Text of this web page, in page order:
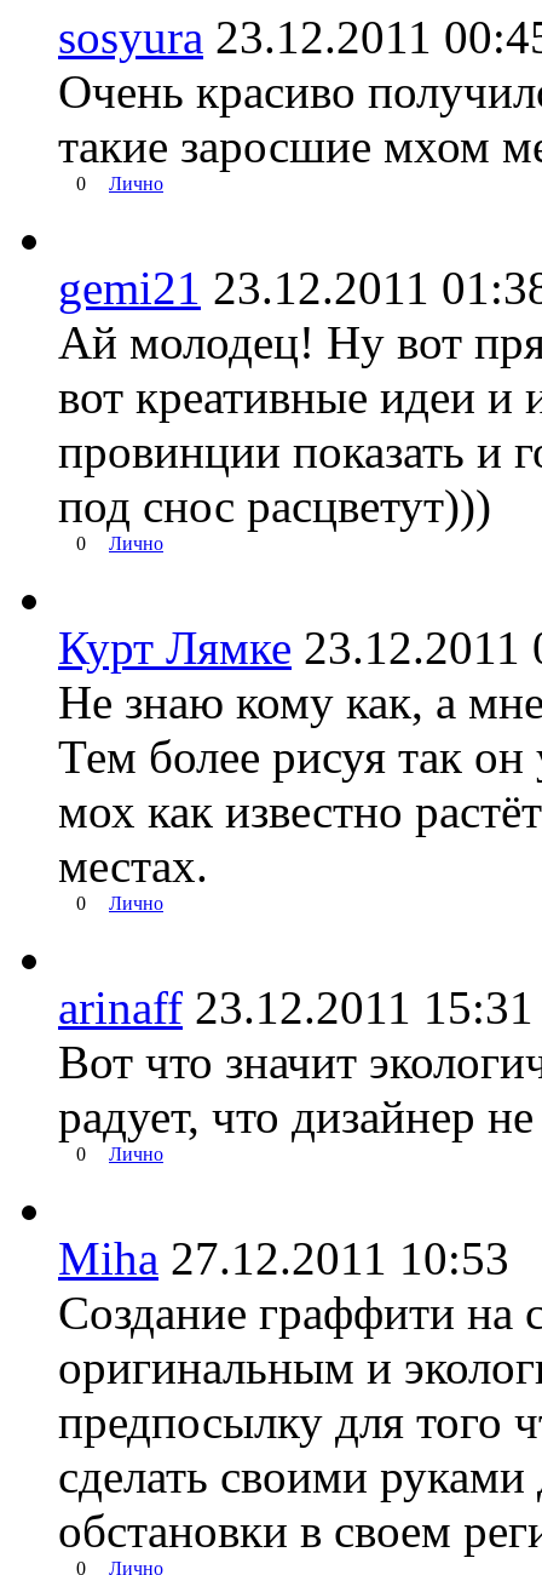
sosyura 23.12.2011
Очень красиво
такие заросшие мхом
0 Лично
gemi21 23.12.2011
Ай молодец! Ну вот
вот креативные идеи
провинции показать и
под снос расцветут)))
0 Лично
Курт Лямке
Не знаю кому как, а
Тем более рисуя так
мох как известно
местах.
0 Лично
arinaff 23.12.2011
Вот что значит
радует, что дизайнер
0 Лично
Miha 27.12.2011
Создание граффити на
оригинальным и
предпосылку для того
сделать своими
обстановки в своем
0 Лично